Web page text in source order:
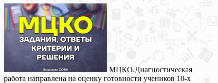
МЦКО.Диагностическая
работа направлена на оценку готовности учеников 10-х